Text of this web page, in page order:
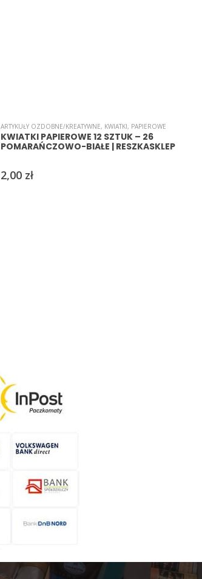
ARTYKUŁY OZDOBNE/KREATYWNE, KWIATKI, PAPIEROWE
KWIATKI PAPIEROWE 12 SZTUK – 26
POMARAŃCZOWO-BIAŁE | RESZKASKLEP
2,00 zł